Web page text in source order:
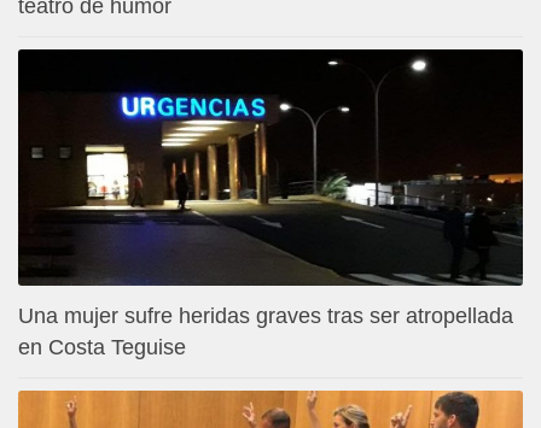
teatro de humor
Una mujer sufre heridas graves tras ser atropellada
en Costa Teguise